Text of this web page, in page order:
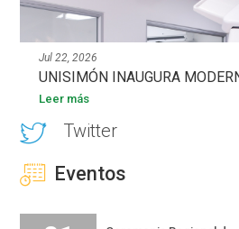
Jul 22, 2026
UNISIMÓN INAUGURA
Leer más
Twitter
Eventos